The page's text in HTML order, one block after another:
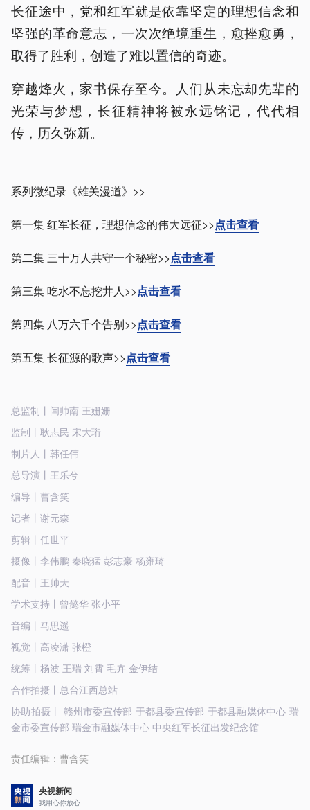
长征途中，党和红军就是依靠坚定的理想信念和
坚强的革命意志，一次次绝境重生，愈挫愈勇，
取得了胜利，创造了难以置信的奇迹。
穿越烽火，家书保存至今。人们从未忘却先辈的
光荣与梦想，长征精神将被永远铭记，代代相
传，历久弥新。
系列微纪录《雄关漫道》>>
第一集 红军长征，理想信念的伟大远征>>点击查看
第二集 三十万人共守一个秘密>>点击查看
第三集 吃水不忘挖井人>>点击查看
第四集 八万六千个告别>>点击查看
第五集 长征源的歌声>>点击查看
总监制丨闫帅南 王姗姗
监制丨耿志民 宋大珩
制片人丨韩任伟
总导演丨王乐兮
编导丨曹含笑
记者丨谢元森
剪辑丨任世平
摄像丨李伟鹏 秦晓猛 彭志豪 杨雍琦
配音丨王帅天
学术支持丨曾懿华 张小平
音编丨马思遥
视觉丨高凌潇 张橙
统筹丨杨波 王瑞 刘霄 毛卉 金伊结
合作拍摄丨总台江西总站
协助拍摄丨 赣州市委宣传部 于都县委宣传部 于都县融媒体中心 瑞
金市委宣传部 瑞金市融媒体中心 中央红军长征出发纪念馆
责任编辑： 曹含笑
央视新闻
我用心你放心